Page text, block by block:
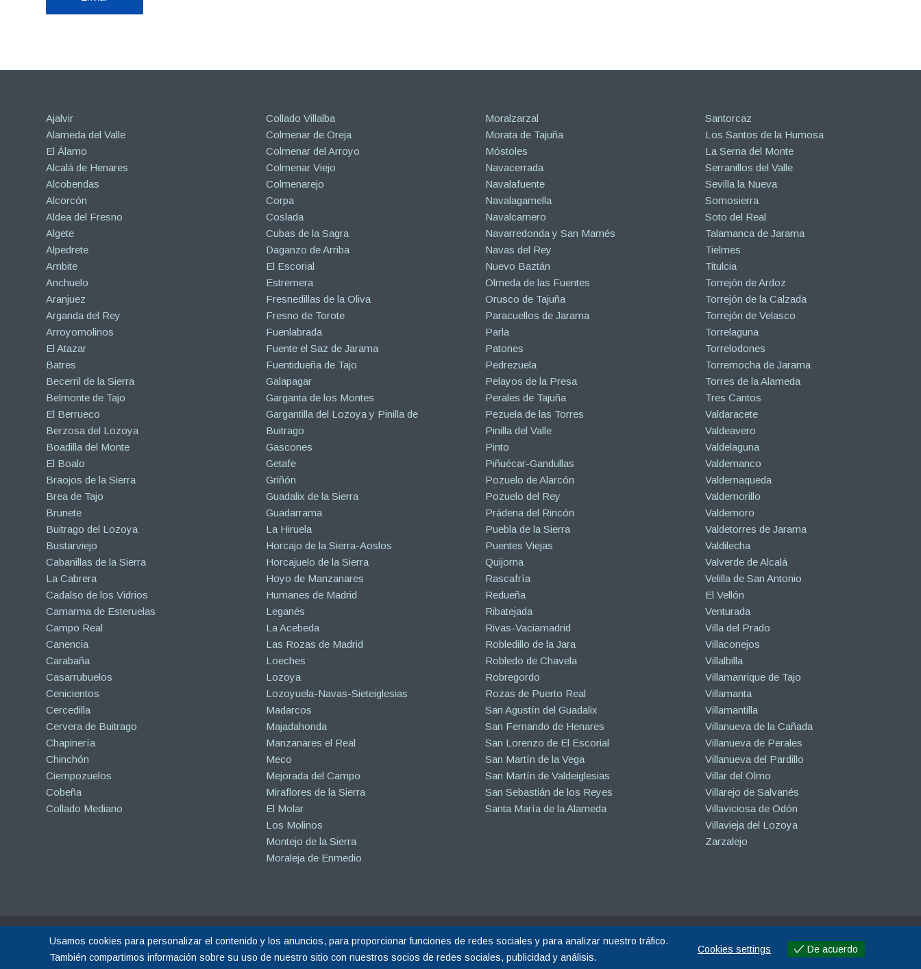
Ajalvir
Alameda del Valle
El Álamo
Alcalá de Henares
Alcobendas
Alcorcón
Aldea del Fresno
Algete
Alpedrete
Ambite
Anchuelo
Aranjuez
Arganda del Rey
Arroyomolinos
El Atazar
Batres
Becerril de la Sierra
Belmonte de Tajo
El Berrueco
Berzosa del Lozoya
Boadilla del Monte
El Boalo
Braojos de la Sierra
Brea de Tajo
Brunete
Buitrago del Lozoya
Bustarviejo
Cabanillas de la Sierra
La Cabrera
Cadalso de los Vidrios
Camarma de Esteruelas
Campo Real
Canencia
Carabaña
Casarrubuelos
Cenicientos
Cercedilla
Cervera de Buitrago
Chapinería
Chinchón
Ciempozuelos
Cobeña
Collado Mediano
Collado Villalba
Colmenar de Oreja
Colmenar del Arroyo
Colmenar Viejo
Colmenarejo
Corpa
Coslada
Cubas de la Sagra
Daganzo de Arriba
El Escorial
Estremera
Fresnedillas de la Oliva
Fresno de Torote
Fuenlabrada
Fuente el Saz de Jarama
Fuentidueña de Tajo
Galapagar
Garganta de los Montes
Gargantilla del Lozoya y Pinilla de
Buitrago
Gascones
Getafe
Griñón
Guadalix de la Sierra
Guadarrama
La Hiruela
Horcajo de la Sierra-Aoslos
Horcajuelo de la Sierra
Hoyo de Manzanares
Humanes de Madrid
Leganés
La Acebeda
Las Rozas de Madrid
Loeches
Lozoya
Lozoyuela-Navas-Sieteiglesias
Madarcos
Majadahonda
Manzanares el Real
Meco
Mejorada del Campo
Miraflores de la Sierra
El Molar
Los Molinos
Montejo de la Sierra
Moraleja de Enmedio
Moralzarzal
Morata de Tajuña
Móstoles
Navacerrada
Navalafuente
Navalagamella
Navalcarnero
Navarredonda y San Mamés
Navas del Rey
Nuevo Baztán
Olmeda de las Fuentes
Orusco de Tajuña
Paracuellos de Jarama
Parla
Patones
Pedrezuela
Pelayos de la Presa
Perales de Tajuña
Pezuela de las Torres
Pinilla del Valle
Pinto
Piñuécar-Gandullas
Pozuelo de Alarcón
Pozuelo del Rey
Prádena del Rincón
Puebla de la Sierra
Puentes Viejas
Quijorna
Rascafría
Redueña
Ribatejada
Rivas-Vaciamadrid
Robledillo de la Jara
Robledo de Chavela
Robregordo
Rozas de Puerto Real
San Agustín del Guadalix
San Fernando de Henares
San Lorenzo de El Escorial
San Martín de la Vega
San Martín de Valdeiglesias
San Sebastián de los Reyes
Santa María de la Alameda
Santorcaz
Los Santos de la Humosa
La Serna del Monte
Serranillos del Valle
Sevilla la Nueva
Somosierra
Soto del Real
Talamanca de Jarama
Tielmes
Titulcia
Torrejón de Ardoz
Torrejón de la Calzada
Torrejón de Velasco
Torrelaguna
Torrelodones
Torremocha de Jarama
Torres de la Alameda
Tres Cantos
Valdaracete
Valdeavero
Valdelaguna
Valdemanco
Valdemaqueda
Valdemorillo
Valdemoro
Valdetorres de Jarama
Valdilecha
Valverde de Alcalá
Velilla de San Antonio
El Vellón
Venturada
Villa del Prado
Villaconejos
Villalbilla
Villamanrique de Tajo
Villamanta
Villamantilla
Villanueva de la Cañada
Villanueva de Perales
Villanueva del Pardillo
Villar del Olmo
Villarejo de Salvanés
Villaviciosa de Odón
Villavieja del Lozoya
Zarzalejo
Usamos cookies para personalizar el contenido y los anuncios, para proporcionar funciones de redes sociales y para analizar nuestro tráfico.
También compartimos información sobre su uso de nuestro sitio con nuestros socios de redes sociales, publicidad y análisis.
Cookies settings De acuerdo